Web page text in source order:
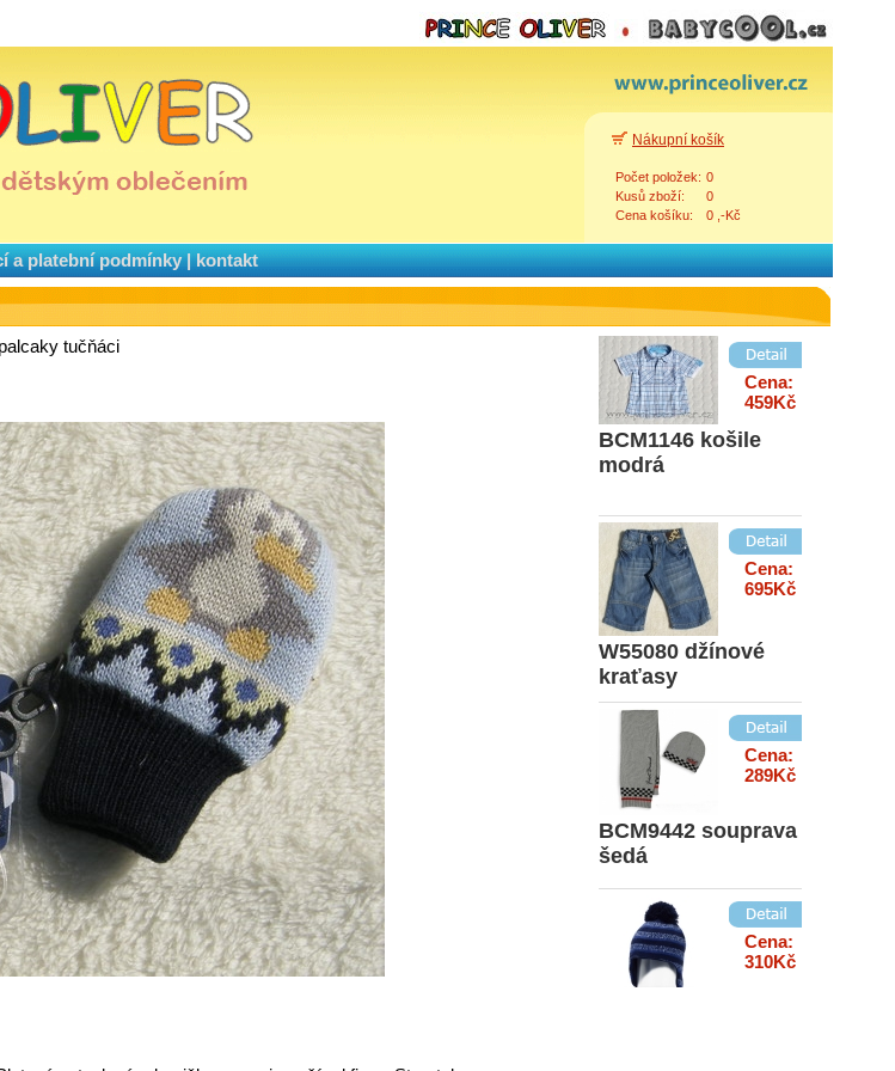
a platební podmínky|kontakt
Nákupní košík
Počet položek: 0
Kusů zboží:
0
Cena košíku:
0 ,-Kč
Zpět
tučňáci
18160 čepice
240Kč
BCM138 chlap.
rolák modrý
BCM1146 košile
modrá
Cena:
459Kč
W55080 džínové
kraťasy
Cena:
695Kč
BCM9442 souprava
šedá
Cena:
289Kč
Cena:
310Kč